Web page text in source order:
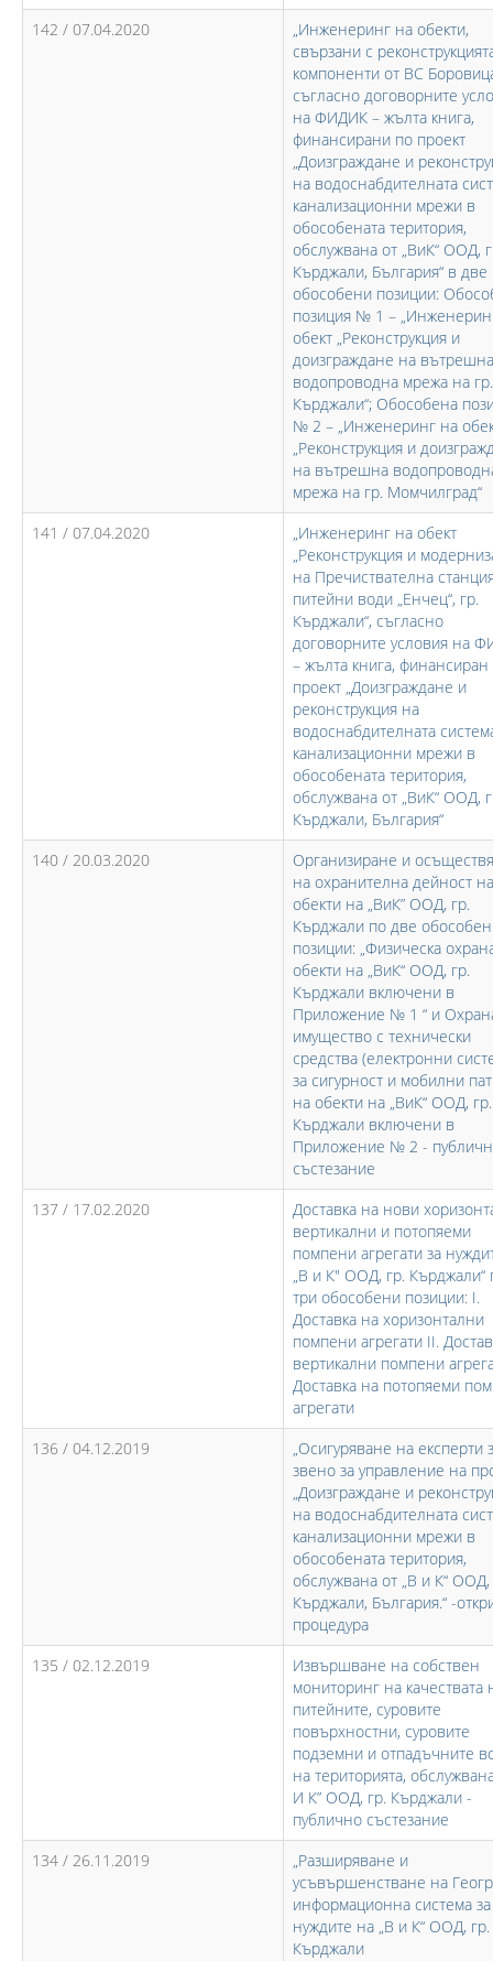
142 / 07.04.2020
„Инженеринг на обекти,
свързани с
компоненти от ВС
съгласно договорните
на ФИДИК – жълта книга,
финансирани по проект
„Доизграждане и
на водоснабдителната
канализационни мрежи в
обособената територия,
обслужвана от „ВиК“ ООД,
Кърджали, България“ в две
обособени позиции:
позиция № 1 –
обект „Реконструкция и
доизграждане на вътрешна
водопроводна мрежа на гр.
Кърджали“; Обособена
№ 2 – „Инженеринг на
„Реконструкция и
на вътрешна
мрежа на гр. Момчилград“
141 / 07.04.2020
„Инженеринг на обект
„Реконструкция и
на Пречиствателна
питейни води „Енчец“, гр.
Кърджали“, съгласно
договорните условия на
– жълта книга, финансиран
проект „Доизграждане и
реконструкция на
водоснабдителната
канализационни мрежи в
обособената територия,
обслужвана от „ВиК“ ООД,
Кърджали, България“
140 / 20.03.2020
Организиране и
на охранителна дейност на
обекти на „ВиК” ООД, гр.
Кърджали по две
позиции: „Физическа
обекти на „ВиК“ ООД, гр.
Кърджали включени в
Приложение № 1 “ и
имущество с технически
средства (електронни
за сигурност и мобилни
на обекти на „ВиК“ ООД, гр.
Кърджали включени в
Приложение № 2 -
състезание
137 / 17.02.2020
Доставка на нови
вертикални и потопяеми
помпени агрегати за
„В и К" ООД, гр. Кърджали“
три обособени позиции: I.
Доставка на хоризонтални
помпени агрегати II.
вертикални помпени
Доставка на потопяеми
агрегати
136 / 04.12.2019
„Осигуряване на експерти
звено за управление на
„Доизграждане и
на водоснабдителната
канализационни мрежи в
обособената територия,
обслужвана от „В и К“ ООД,
Кърджали, България.“ -
процедура
135 / 02.12.2019
Извършване на собствен
мониторинг на качествата
питейните, суровите
повърхностни, суровите
подземни и отпадъчните
на територията,
И К” ООД, гр. Кърджали -
публично състезание
134 / 26.11.2019
„Разширяване и
усъвършенстване на
информационна система за
нуждите на „В и К“ ООД, гр.
Кърджали